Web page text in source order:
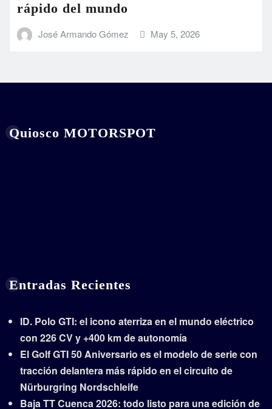
rápido del mundo
José Armando Gómez May 5, 2026
Quiosco MOTORSPOT
Entradas Recientes
ID. Polo GTI: el icono aterriza en el mundo eléctrico
con 226 CV y +400 km de autonomía
El Golf GTI 50 Aniversario es el modelo de serie con
tracción delantera más rápido en el circuito de
Nürburgring Nordschleife
Baja TT Cuenca 2026: todo listo para una edición de